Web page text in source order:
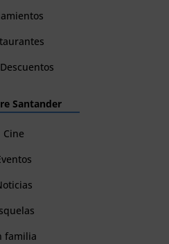
Santander
Cine
familia